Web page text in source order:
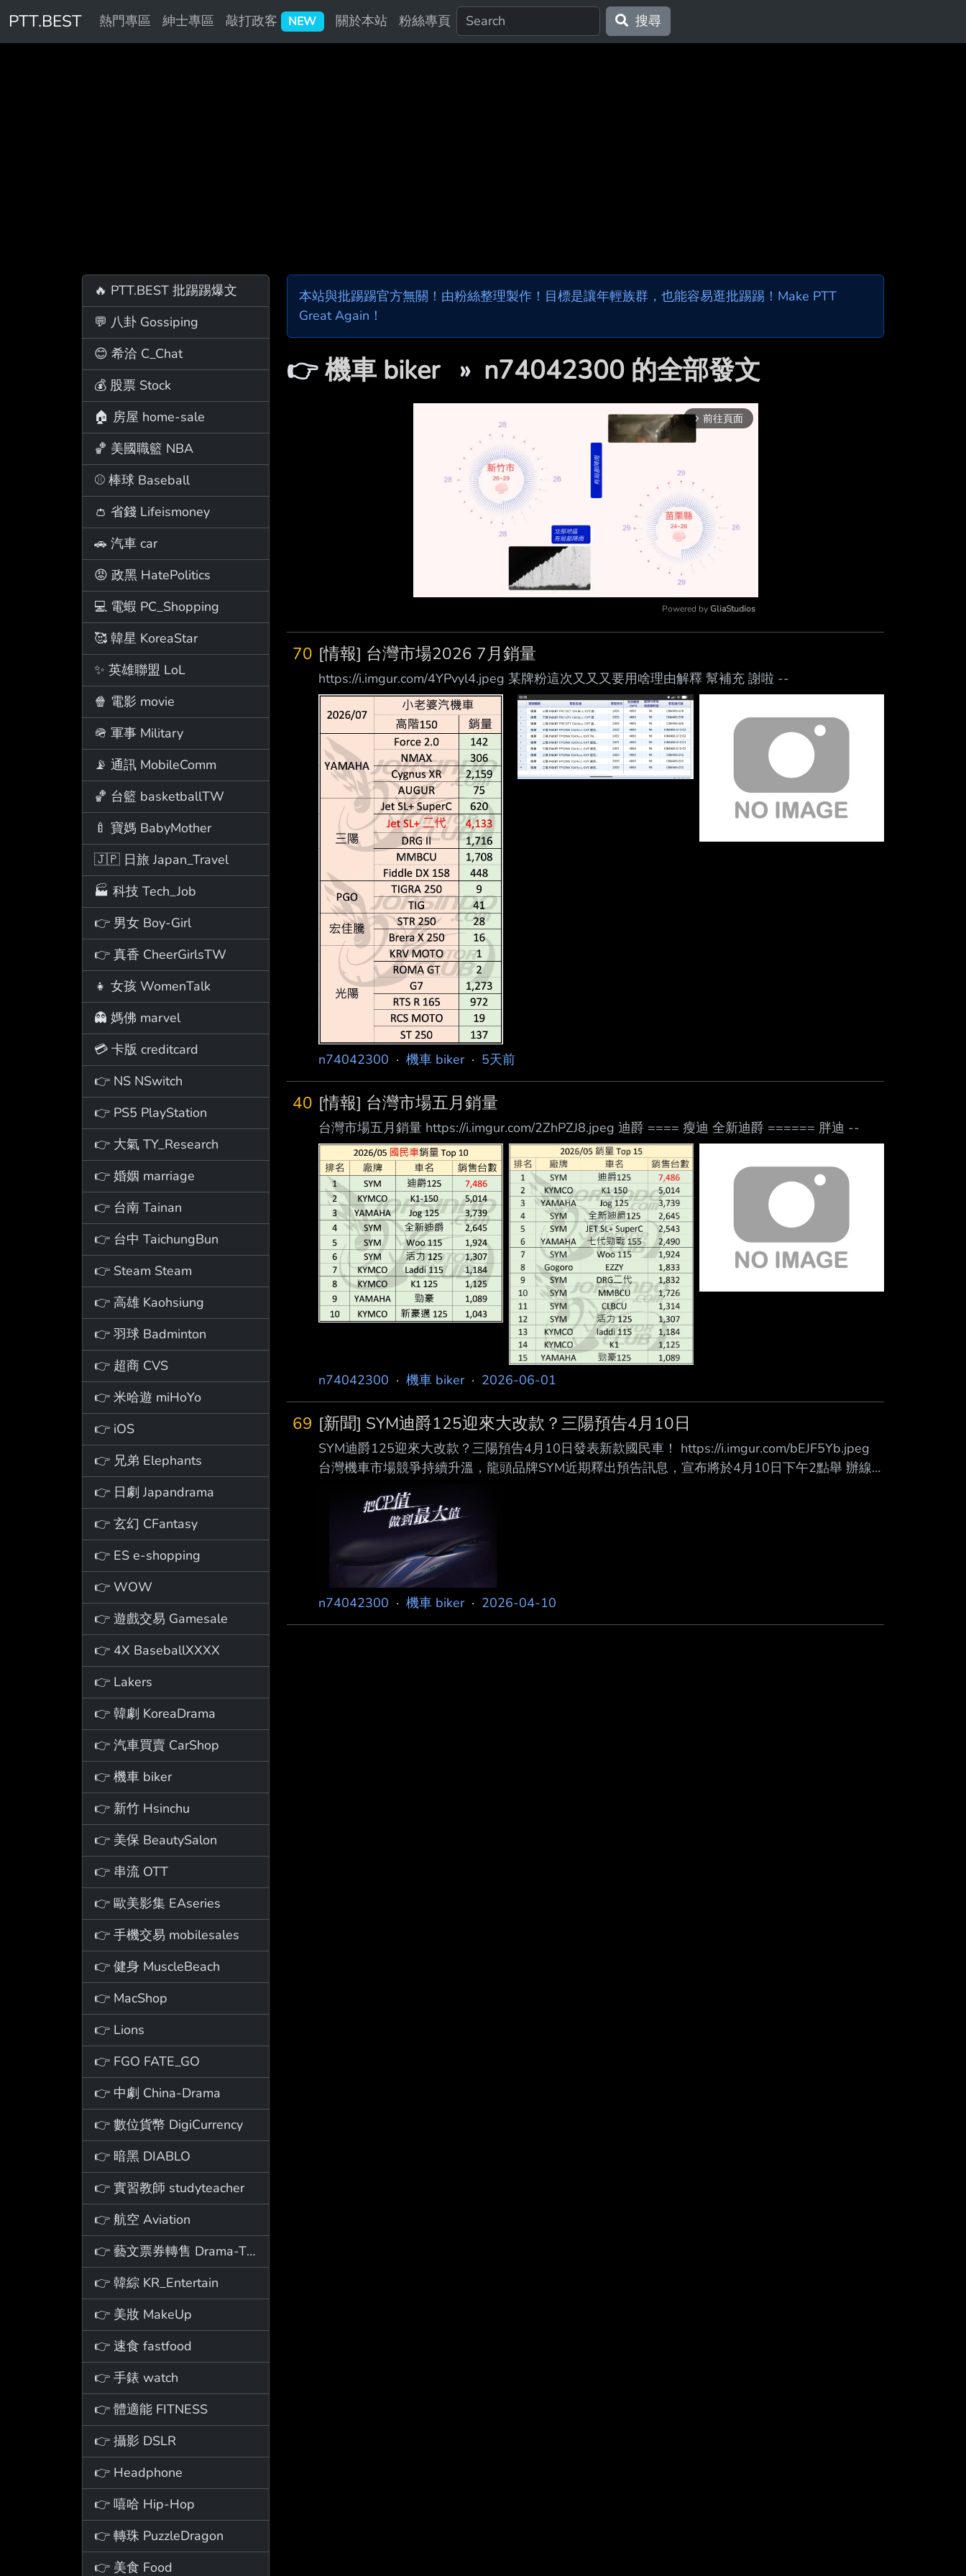
PTT.BEST 熱門專區 紳士專區 敲打政客 NEW 關於本站 粉絲專頁 搜尋
🔥 PTT.BEST 批踢踢爆文
💬 八卦 Gossiping
😊 希洽 C_Chat
💰 股票 Stock
🏠 房屋 home-sale
🏀 美國職籃 NBA
⚾ 棒球 Baseball
👛 省錢 Lifeismoney
🚗 汽車 car
😡 政黑 HatePolitics
💻 電蝦 PC_Shopping
🥰 韓星 KoreaStar
✨ 英雄聯盟 LoL
🍿 電影 movie
🪖 軍事 Military
📡 通訊 MobileComm
🏀 台籃 basketballTW
🍼 寶媽 BabyMother
🇯🇵 日旅 Japan_Travel
🏭 科技 Tech_Job
👉 男女 Boy-Girl
👉 真香 CheerGirlsTW
👧 女孩 WomenTalk
👻 媽佛 marvel
💳 卡版 creditcard
👉 NS NSwitch
👉 PS5 PlayStation
👉 大氣 TY_Research
👉 婚姻 marriage
👉 台南 Tainan
👉 台中 TaichungBun
👉 Steam Steam
👉 高雄 Kaohsiung
👉 羽球 Badminton
👉 超商 CVS
👉 米哈遊 miHoYo
👉 iOS
👉 兄弟 Elephants
👉 日劇 Japandrama
👉 玄幻 CFantasy
👉 ES e-shopping
👉 WOW
👉 遊戲交易 Gamesale
👉 4X BaseballXXXX
👉 Lakers
👉 韓劇 KoreaDrama
👉 汽車買賣 CarShop
👉 機車 biker
👉 新竹 Hsinchu
👉 美保 BeautySalon
👉 串流 OTT
👉 歐美影集 EAseries
👉 手機交易 mobilesales
👉 健身 MuscleBeach
👉 MacShop
👉 Lions
👉 FGO FATE_GO
👉 中劇 China-Drama
👉 數位貨幣 DigiCurrency
👉 暗黑 DIABLO
👉 實習教師 studyteacher
👉 航空 Aviation
👉 藝文票券轉售 Drama-Ticket
👉 韓綜 KR_Entertain
👉 美妝 MakeUp
👉 速食 fastfood
👉 手錶 watch
👉 體適能 FITNESS
👉 攝影 DSLR
👉 Headphone
👉 嘻哈 Hip-Hop
👉 轉珠 PuzzleDragon
👉 美食 Food
本站與批踢踢官方無關！由粉絲整理製作！目標是讓年輕族群，也能容易逛批踢踢！Make PTT
Great Again！
👉機車 biker » n74042300 的全部發文
arrow_forward_ios 前往頁面
Powered by GliaStudios
70 [情報] 台灣市場2026 7月銷量
https://i.imgur.com/4YPvyl4.jpeg 某牌粉這次又又又要用啥理由解釋 幫補充 謝啦 --
n74042300 · 機車 biker· 5天前
40 [情報] 台灣市場五月銷量
台灣市場五月銷量 https://i.imgur.com/2ZhPZJ8.jpeg 迪爵 ==== 瘦迪 全新迪爵 ====== 胖迪 --
n74042300 · 機車 biker· 2026-06-01
69 [新聞] SYM迪爵125迎來大改款？三陽預告4月10日
SYM迪爵125迎來大改款？三陽預告4月10日發表新款國民車！ https://i.imgur.com/bEJF5Yb.jpeg
台灣機車市場競爭持續升溫，龍頭品牌SYM近期釋出預告訊息，宣布將於4月10日下午2點舉 辦線
上發表會，預期主角正是旗下熱銷通勤車系「迪爵125」的升級改款版本。 預告曝光DUKE字樣，
新迪爵改款呼之欲出 從官方釋出的預告畫面來看，車側清楚可見「DUKE」字樣，幾乎直接點名此
次主角就是迪爵 車系。整體外觀輪廓仍維持現行車款的流線與實用風格，但透過深藍色漸層烤漆與
帶有賽車 元素的貼
n74042300 · 機車 biker· 2026-04-10